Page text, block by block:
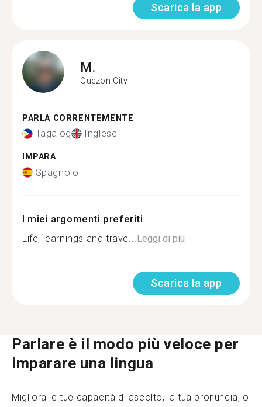
Scarica la app
M.
Quezon City
PARLA CORRENTEMENTE
Tagalog Inglese
IMPARA
Spagnolo
I miei argomenti preferiti
Life, learnings and trave... Leggi di più
Scarica la app
Parlare è il modo più veloce per
imparare una lingua
Migliora le tue capacità di ascolto, la tua pronuncia, o